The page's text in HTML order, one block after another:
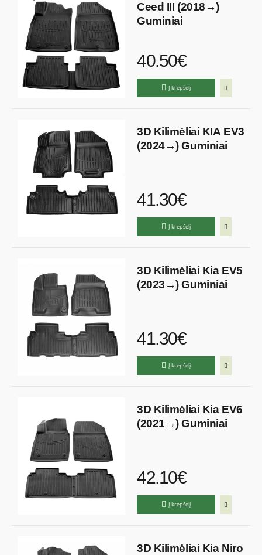
Ceed III (2018→)
Guminiai
40.50€
Į krepšelį
3D Kilimėliai KIA EV3
(2024→) Guminiai
41.30€
Į krepšelį
3D Kilimėliai Kia EV5
(2023→) Guminiai
41.30€
Į krepšelį
3D Kilimėliai Kia EV6
(2021→) Guminiai
42.10€
Į krepšelį
3D Kilimėliai Kia Niro